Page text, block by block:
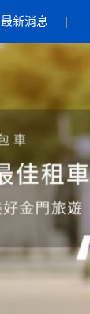
最新消息